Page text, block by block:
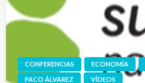
CONFERENCIAS ECONOMÍA
PACO ÁLVAREZ
VÍDEOS